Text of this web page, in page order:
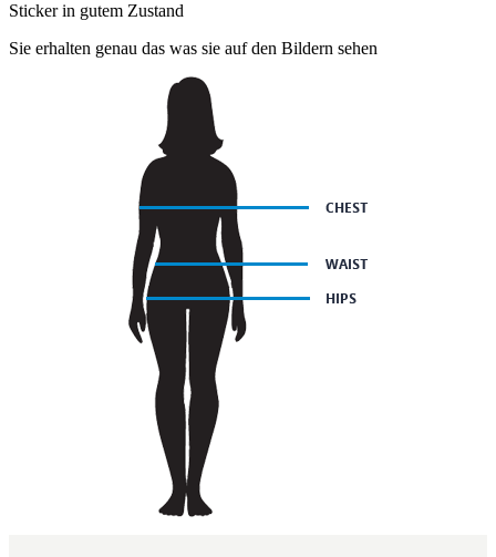
Sticker in gutem Zustand
Sie erhalten genau das was sie auf den Bildern sehen